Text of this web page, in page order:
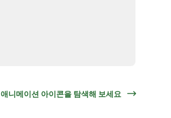
애니메이션 아이콘을 탐색해 보세요